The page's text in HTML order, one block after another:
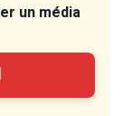
un média